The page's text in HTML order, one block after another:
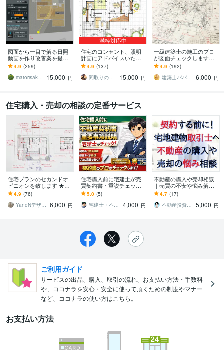
図面から一目で解る日照
動画を作り改善案を提案
します 「こんなに日当た
りが悪かったなんて」と
後悔したくないあなたに
4.9 (259)
matorisakuzou
15,000 円
満枠対応中
住宅のコンセント、照明
計画にアドバイスいたし
ます 現役一級建築士が、
暮らす視点で照明プラン
をチェック！
4.9 (137)
間取りのアドバイザーhachikuro
15,000 円
一級建築士の施工のプロ
が図面チェックします
【注文住宅のセカンドオ
ピニオンに】
4.9 (192)
建築士パパ 一級建築士 一級施工管理技士
6,000 円
住宅購入・売却の相談の定番サービス
住宅プランのセカンドオ
ピニオンを致します ★★
ご好評頂き、誠にありが
とうございます★★
4.9 (76)
YandNデザイン 6,000 円
住宅購入前に宅建士が売
買契約書・重説チェック
します 住宅購入前の契約
リスクを業界１０年のプ
ロが確認します
5.0 (5)
宅建士・不動産アドバイザー【実務10年】
4,000 円
不動産の購入や売却相談
｜売買の不安や悩み解消
します 購入物件の診断、
売却物件の査定など不動
産の事なら何でもOK！
4.7 (17)
不動産投資家MASA
5,000 円
ご利用ガイド
サービスの出品、購入、取引の流れ、お支払い方法・手数料
や、ココナラを安心・安全に使って頂くための制度やマナー
など、ココナラの使い方はこちら。
お支払い方法